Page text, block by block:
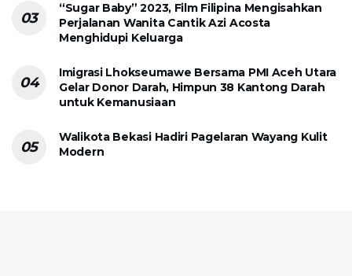
“Sugar Baby” 2023, Film Filipina Mengisahkan
Perjalanan Wanita Cantik Azi Acosta
Menghidupi Keluarga
Imigrasi Lhokseumawe Bersama PMI Aceh Utara
Gelar Donor Darah, Himpun 38 Kantong Darah
untuk Kemanusiaan
Walikota Bekasi Hadiri Pagelaran Wayang Kulit
Modern